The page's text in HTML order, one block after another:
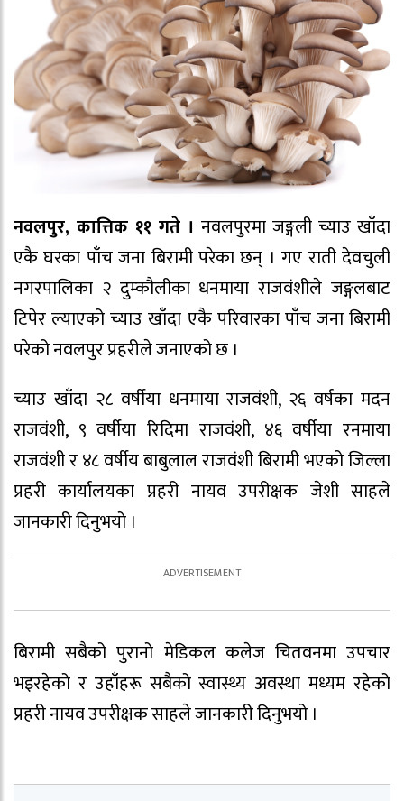
नवलपुर, कात्तिक ११ गते । नवलपुरमा जङ्गली च्याउ खाँदा
एकै घरका पाँच जना बिरामी परेका छन् । गए राती देवचुली
नगरपालिका २ दुम्कौलीका धनमाया राजवंशीले जङ्गलबाट
टिपेर ल्याएको च्याउ खाँदा एकै परिवारका पाँच जना बिरामी
परेको नवलपुर प्रहरीले जनाएको छ ।
च्याउ खाँदा २८ वर्षीया धनमाया राजवंशी, २६ वर्षका मदन
राजवंशी, ९ वर्षीया रिदिमा राजवंशी, ४६ वर्षीया रनमाया
राजवंशी र ४८ वर्षीय बाबुलाल राजवंशी बिरामी भएको जिल्ला
प्रहरी कार्यालयका प्रहरी नायव उपरीक्षक जेशी साहले
जानकारी दिनुभयो ।
बिरामी सबैको पुरानो मेडिकल कलेज चितवनमा उपचार
भइरहेको र उहाँहरू सबैको स्वास्थ्य अवस्था मध्यम रहेको
प्रहरी नायव उपरीक्षक साहले जानकारी दिनुभयो ।